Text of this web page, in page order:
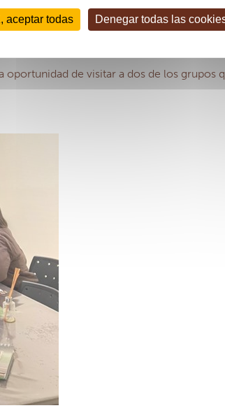
aceptar todas Denegar todas las
de visitar a dos de los